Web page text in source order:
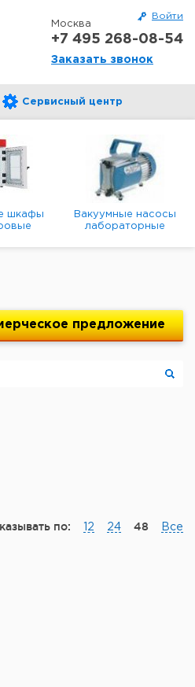
Войти
Москва
+7 495 268-08-54
Заказать звонок
Сервисный центр
шкафы
Вакуумные насосы
лабораторные
мембранные
предложение
по: 12 24 48 Все